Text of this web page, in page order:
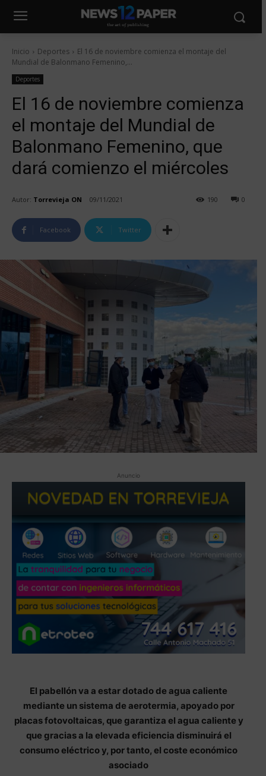
Inicio Deportes
El 16 de noviembre comienza el montaje del
Mundial de Balonmano Femenino,...
Deportes
El 16 de noviembre comienza
el montaje del Mundial de
Balonmano Femenino, que
dará comienzo el miércoles
Autor: Torrevieja ON 09/11/2021 0
190
Facebook Twitter
Anuncio
El pabellón va a estar dotado de agua caliente
mediante un sistema de aerotermia, apoyado por
placas fotovoltaicas, que garantiza el agua caliente y
que gracias a la elevada eficiencia disminuirá el
consumo eléctrico y, por tanto, el coste económico
asociado